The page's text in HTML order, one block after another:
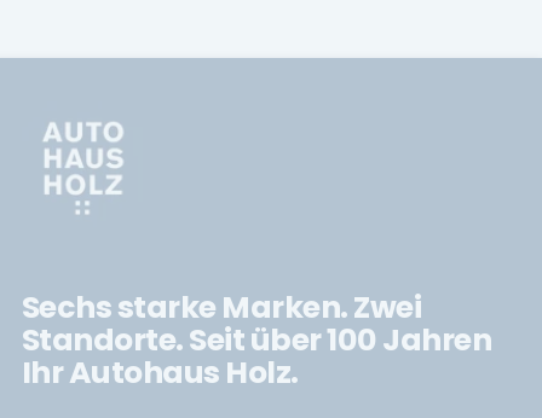
Sechs starke Marken. Zwei
Standorte. Seit über 100 Jahren
Ihr Autohaus Holz.